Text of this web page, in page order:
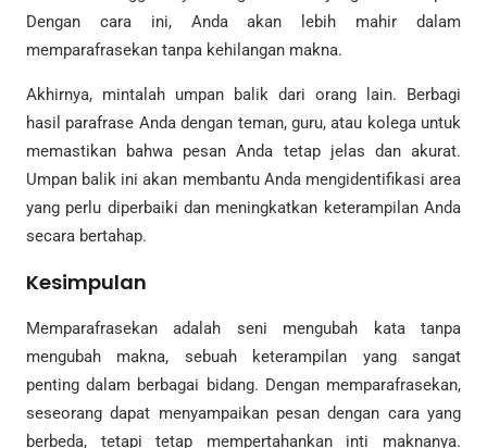
Dengan cara ini, Anda akan lebih mahir dalam
memparafrasekan tanpa kehilangan makna.
Akhirnya, mintalah umpan balik dari orang lain. Berbagi
hasil parafrase Anda dengan teman, guru, atau kolega untuk
memastikan bahwa pesan Anda tetap jelas dan akurat.
Umpan balik ini akan membantu Anda mengidentifikasi area
yang perlu diperbaiki dan meningkatkan keterampilan Anda
secara bertahap.
Kesimpulan
Memparafrasekan adalah seni mengubah kata tanpa
mengubah makna, sebuah keterampilan yang sangat
penting dalam berbagai bidang. Dengan memparafrasekan,
seseorang dapat menyampaikan pesan dengan cara yang
berbeda, tetapi tetap mempertahankan inti maknanya.